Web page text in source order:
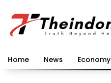
konten
Home News Economy